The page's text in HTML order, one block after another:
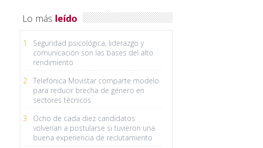
Lo más leído
1
Seguridad psicológica, liderazgo y
comunicación son las bases del alto
rendimiento
2
Telefónica Movistar comparte modelo
para reducir brecha de género en
sectores técnicos
3
Ocho de cada diez candidatos
volverían a postularse si tuvieron una
buena experiencia de reclutamiento